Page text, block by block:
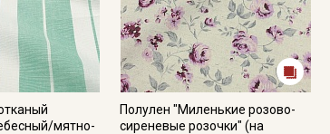
мятно-
Полулен "Миленькие розово-
сиреневые розочки" (на